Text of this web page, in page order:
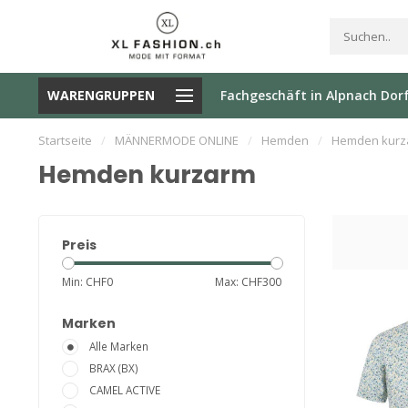
WARENGRUPPEN Fachgeschäft in Alpnach
| M
BIS 6XL
ab Fr. 200.- |
GRATISVERSAND
SCHNELLE
PER POST
Startseite / MÄNNERMODE ONLINE / Hemden / Hemden
Hemden kurzarm
Preis
Min: CHF0 Max: CHF300
Marken
Alle Marken
BRAX (BX)
CAMEL ACTIVE